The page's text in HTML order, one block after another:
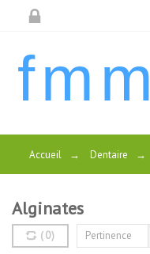
fmm
Accueil → Dentaire →
Alginates
(0) Pertinence